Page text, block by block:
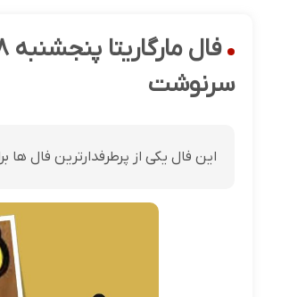
سرنوشت
این فال یکی از پرطرفدارترین فال ها